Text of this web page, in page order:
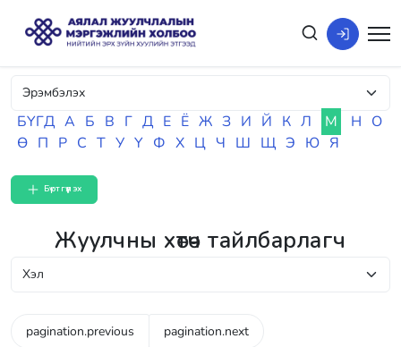
БҮГД А Б В Г Д Е Ё Ж З И Й К Л М Н О
Ө П Р С Т У Ү Ф Х Ц Ч Ш Щ Э Ю Я
Бүртгүүлэх
Жуулчны хөтөч тайлбарлагч
pagination.previous pagination.next